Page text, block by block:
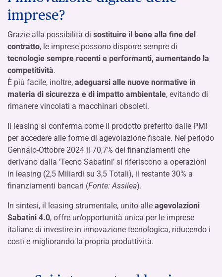
imprese?
Grazie alla possibilità di sostituire il bene alla fine del
contratto, le imprese possono disporre sempre di
tecnologie sempre recenti e performanti, aumentando la
competitività.
È più facile, inoltre, adeguarsi alle nuove normative in
materia di sicurezza e di impatto ambientale, evitando di
rimanere vincolati a macchinari obsoleti.
Il leasing si conferma come il prodotto preferito dalle PMI
per accedere alle forme di agevolazione fiscale. Nel periodo
Gennaio-Ottobre 2024 il 70,7% dei finanziamenti che
derivano dalla ‘Tecno Sabatini’ si riferiscono a operazioni
in leasing (2,5 Miliardi su 3,5 Totali), il restante 30% a
finanziamenti bancari (Fonte: Assilea).
In sintesi, il leasing strumentale, unito alle agevolazioni
Sabatini 4.0, offre un’opportunità unica per le imprese
italiane di investire in innovazione tecnologica, riducendo i
costi e migliorando la propria produttività.